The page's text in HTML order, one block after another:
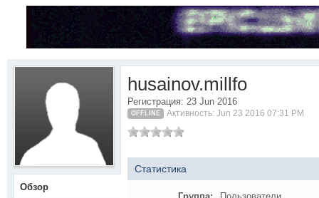
Обзор
husainov.millfo
Регистрация: 23 Jun 2016
OFFLINE Активность: Jun 23 2016 07:31 PM
Статистика